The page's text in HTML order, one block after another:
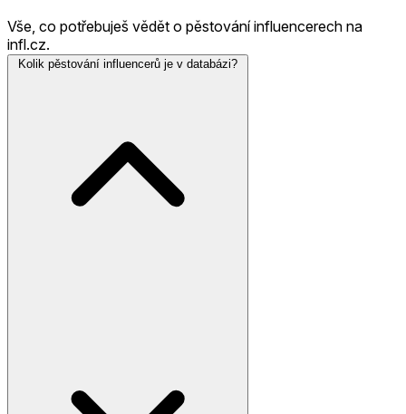
Vše, co potřebuješ vědět o pěstování influencerech na
infl.cz.
Kolik pěstování influencerů je v databázi?